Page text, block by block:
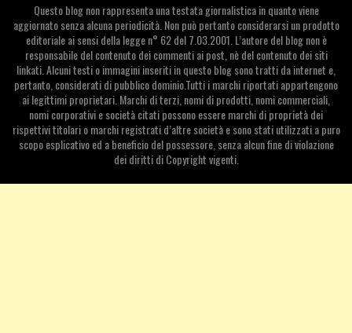
Questo blog non rappresenta una testata giornalistica in quanto viene
aggiornato senza alcuna periodicità. Non può pertanto considerarsi un prodotto
editoriale ai sensi della legge n° 62 del 7.03.2001. L’autore del blog non è
responsabile del contenuto dei commenti ai post, nè del contenuto dei siti
linkati. Alcuni testi o immagini inseriti in questo blog sono tratti da internet e,
pertanto, considerati di pubblico dominio.Tutti i marchi riportati appartengono
ai legittimi proprietari. Marchi di terzi, nomi di prodotti, nomi commerciali,
nomi corporativi e società citati possono essere marchi di proprietà dei
rispettivi titolari o marchi registrati d’altre società e sono stati utilizzati a puro
scopo esplicativo ed a beneficio del possessore, senza alcun fine di violazione
dei diritti di Copyright vigenti.